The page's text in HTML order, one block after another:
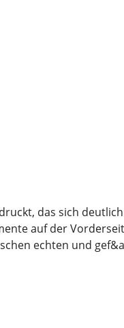
das sich
auf der
echten und